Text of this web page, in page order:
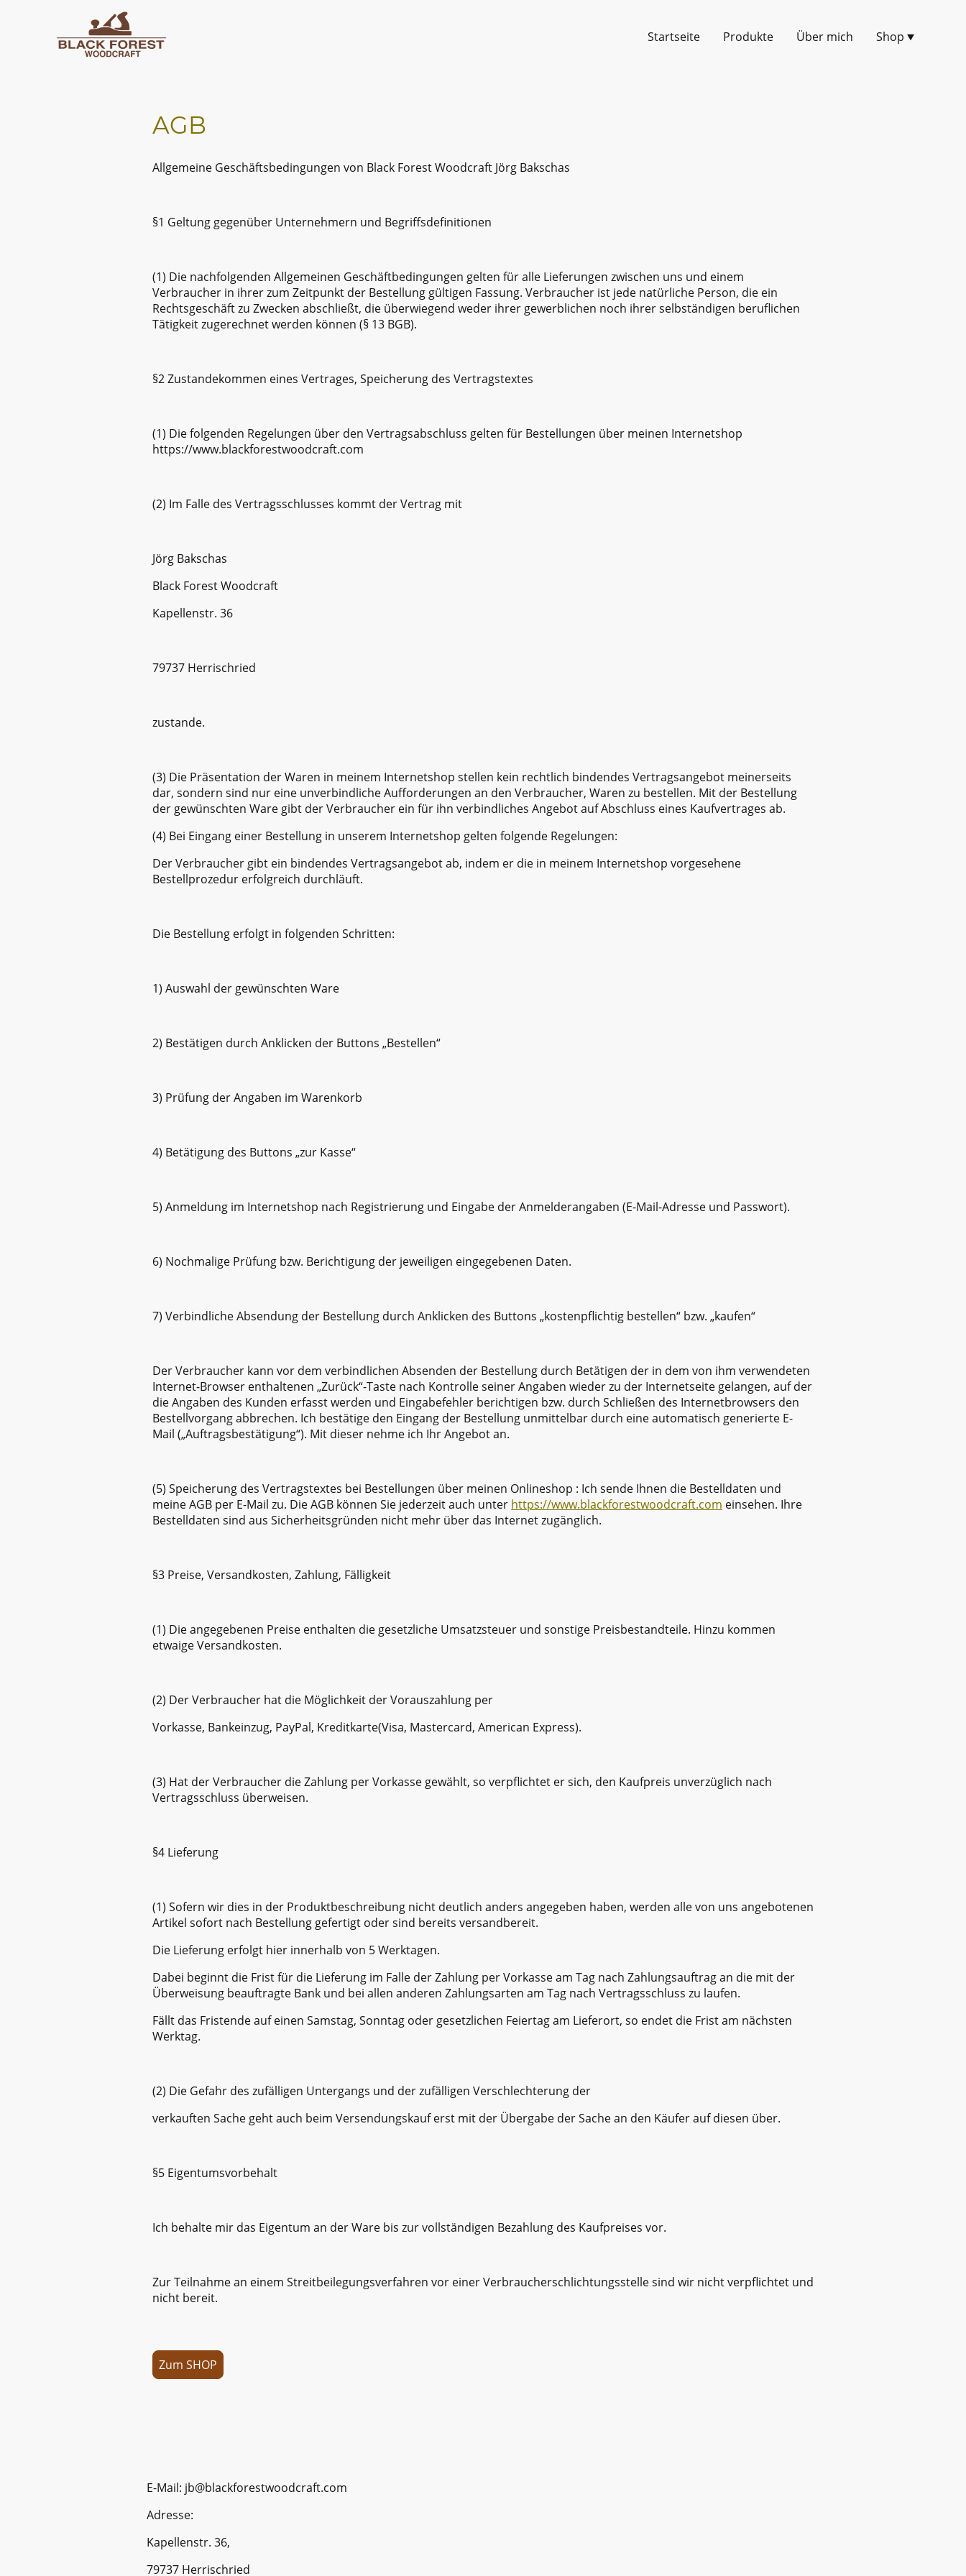
Startseite Produkte Über mich Shop
AGB
Allgemeine Geschäftsbedingungen von Black Forest Woodcraft Jörg Bakschas
§1 Geltung gegenüber Unternehmern und Begriffsdefinitionen
(1) Die nachfolgenden Allgemeinen Geschäftbedingungen gelten für alle Lieferungen zwischen uns und einem
Verbraucher in ihrer zum Zeitpunkt der Bestellung gültigen Fassung. Verbraucher ist jede natürliche Person, die ein
Rechtsgeschäft zu Zwecken abschließt, die überwiegend weder ihrer gewerblichen noch ihrer selbständigen beruflichen
Tätigkeit zugerechnet werden können (§ 13 BGB).
§2 Zustandekommen eines Vertrages, Speicherung des Vertragstextes
(1) Die folgenden Regelungen über den Vertragsabschluss gelten für Bestellungen über meinen Internetshop
https://www.blackforestwoodcraft.com
(2) Im Falle des Vertragsschlusses kommt der Vertrag mit
Jörg Bakschas
Black Forest Woodcraft
Kapellenstr. 36
79737 Herrischried
zustande.
(3) Die Präsentation der Waren in meinem Internetshop stellen kein rechtlich bindendes Vertragsangebot meinerseits
dar, sondern sind nur eine unverbindliche Aufforderungen an den Verbraucher, Waren zu bestellen. Mit der Bestellung
der gewünschten Ware gibt der Verbraucher ein für ihn verbindliches Angebot auf Abschluss eines Kaufvertrages ab.
(4) Bei Eingang einer Bestellung in unserem Internetshop gelten folgende Regelungen:
Der Verbraucher gibt ein bindendes Vertragsangebot ab, indem er die in meinem Internetshop vorgesehene
Bestellprozedur erfolgreich durchläuft.
Die Bestellung erfolgt in folgenden Schritten:
1) Auswahl der gewünschten Ware
2) Bestätigen durch Anklicken der Buttons „Bestellen“
3) Prüfung der Angaben im Warenkorb
4) Betätigung des Buttons „zur Kasse“
5) Anmeldung im Internetshop nach Registrierung und Eingabe der Anmelderangaben (E-Mail-Adresse und Passwort).
6) Nochmalige Prüfung bzw. Berichtigung der jeweiligen eingegebenen Daten.
7) Verbindliche Absendung der Bestellung durch Anklicken des Buttons „kostenpflichtig bestellen“ bzw. „kaufen“
Der Verbraucher kann vor dem verbindlichen Absenden der Bestellung durch Betätigen der in dem von ihm verwendeten
Internet-Browser enthaltenen „Zurück“-Taste nach Kontrolle seiner Angaben wieder zu der Internetseite gelangen, auf der
die Angaben des Kunden erfasst werden und Eingabefehler berichtigen bzw. durch Schließen des Internetbrowsers den
Bestellvorgang abbrechen. Ich bestätige den Eingang der Bestellung unmittelbar durch eine automatisch generierte E-
Mail („Auftragsbestätigung“). Mit dieser nehme ich Ihr Angebot an.
(5) Speicherung des Vertragstextes bei Bestellungen über meinen Onlineshop : Ich sende Ihnen die Bestelldaten und
meine AGB per E-Mail zu. Die AGB können Sie jederzeit auch unter https://www.blackforestwoodcraft.com einsehen. Ihre
Bestelldaten sind aus Sicherheitsgründen nicht mehr über das Internet zugänglich.
§3 Preise, Versandkosten, Zahlung, Fälligkeit
(1) Die angegebenen Preise enthalten die gesetzliche Umsatzsteuer und sonstige Preisbestandteile. Hinzu kommen
etwaige Versandkosten.
(2) Der Verbraucher hat die Möglichkeit der Vorauszahlung per
Vorkasse, Bankeinzug, PayPal, Kreditkarte(Visa, Mastercard, American Express).
(3) Hat der Verbraucher die Zahlung per Vorkasse gewählt, so verpflichtet er sich, den Kaufpreis unverzüglich nach
Vertragsschluss überweisen.
§4 Lieferung
(1) Sofern wir dies in der Produktbeschreibung nicht deutlich anders angegeben haben, werden alle von uns angebotenen
Artikel sofort nach Bestellung gefertigt oder sind bereits versandbereit.
Die Lieferung erfolgt hier innerhalb von 5 Werktagen.
Dabei beginnt die Frist für die Lieferung im Falle der Zahlung per Vorkasse am Tag nach Zahlungsauftrag an die mit der
Überweisung beauftragte Bank und bei allen anderen Zahlungsarten am Tag nach Vertragsschluss zu laufen.
Fällt das Fristende auf einen Samstag, Sonntag oder gesetzlichen Feiertag am Lieferort, so endet die Frist am nächsten
Werktag.
(2) Die Gefahr des zufälligen Untergangs und der zufälligen Verschlechterung der
verkauften Sache geht auch beim Versendungskauf erst mit der Übergabe der Sache an den Käufer auf diesen über.
§5 Eigentumsvorbehalt
Ich behalte mir das Eigentum an der Ware bis zur vollständigen Bezahlung des Kaufpreises vor.
Zur Teilnahme an einem Streitbeilegungsverfahren vor einer Verbraucherschlichtungsstelle sind wir nicht verpflichtet und
nicht bereit.
Zum SHOP
E-Mail: jb@blackforestwoodcraft.com
Adresse:
Kapellenstr. 36,
79737 Herrischried